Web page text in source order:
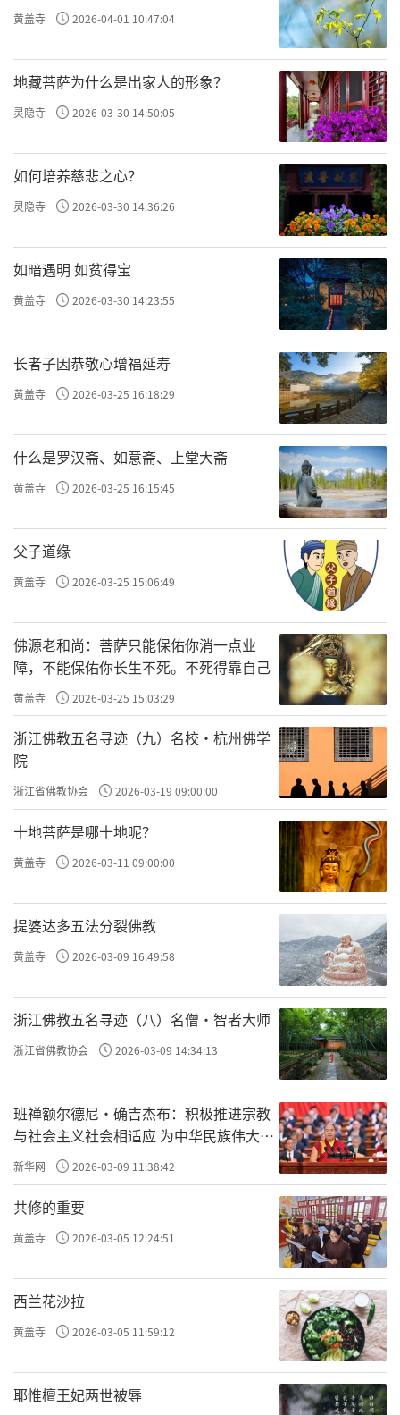
黄盖寺 2026-04-01 10:47:04
地藏菩萨为什么是出家人的形象？
灵隐寺 2026-03-30 14:50:05
如何培养慈悲之心？
灵隐寺 2026-03-30 14:36:26
如暗遇明 如贫得宝
黄盖寺 2026-03-30 14:23:55
长者子因恭敬心增福延寿
黄盖寺 2026-03-25 16:18:29
什么是罗汉斋、如意斋、上堂大斋
黄盖寺 2026-03-25 16:15:45
父子道缘
黄盖寺 2026-03-25 15:06:49
佛源老和尚：菩萨只能保佑你消一点业
障，不能保佑你长生不死。不死得靠自己
黄盖寺 2026-03-25 15:03:29
浙江佛教五名寻迹（九）名校·杭州佛学
院
浙江省佛教协会 2026-03-19 09:00:00
十地菩萨是哪十地呢？
黄盖寺 2026-03-11 09:00:00
提婆达多五法分裂佛教
黄盖寺 2026-03-09 16:49:58
浙江佛教五名寻迹（八）名僧·智者大师
浙江省佛教协会 2026-03-09 14:34:13
班禅额尔德尼·确吉杰布：积极推进宗教
与社会主义社会相适应 为中华民族伟大复
兴贡献力量
新华网 2026-03-09 11:38:42
共修的重要
黄盖寺 2026-03-05 12:24:51
西兰花沙拉
黄盖寺 2026-03-05 11:59:12
耶惟檀王妃两世被辱